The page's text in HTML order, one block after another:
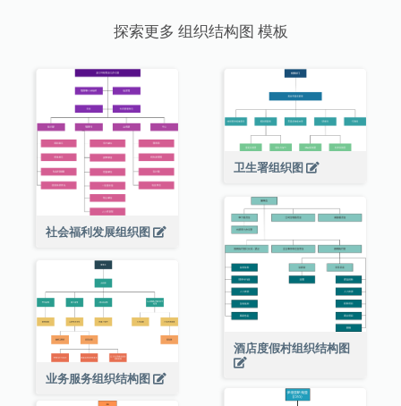
探索更多 组织结构图 模板
社会福利发展组织图
卫生署组织图
酒店度假村组织结构图
业务服务组织结构图